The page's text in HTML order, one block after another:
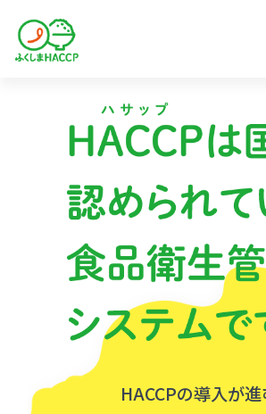
HACCPの導入が進